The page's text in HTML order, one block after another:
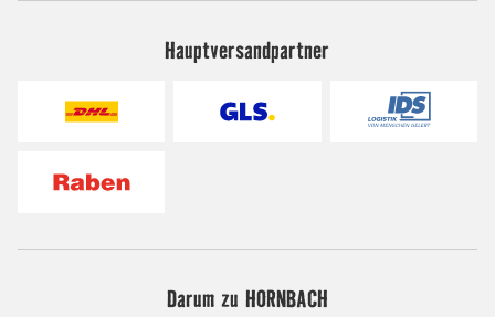
Hauptversandpartner
Darum zu HORNBACH